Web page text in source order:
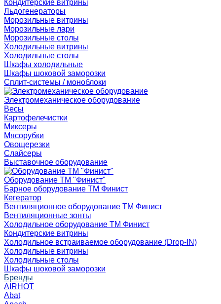
Кондитерские витрины
Льдогенераторы
Морозильные витрины
Морозильные лари
Морозильные столы
Холодильные витрины
Холодильные столы
Шкафы холодильные
Шкафы шоковой заморозки
Сплит-системы / моноблоки
Электромеханическое оборудование
Весы
Картофелечистки
Миксеры
Мясорубки
Овощерезки
Слайсеры
Выставочное оборудование
Оборудование ТМ "Финист"
Барное оборудование ТМ Финист
Кегератор
Вентиляционное оборудование ТМ Финист
Вентиляционные зонты
Холодильное оборудование ТМ Финист
Кондитерские витрины
Холодильное встраиваемое оборудование (Drop-IN)
Холодильные витрины
Холодильные столы
Шкафы шоковой заморозки
Бренды
AIRHOT
Abat